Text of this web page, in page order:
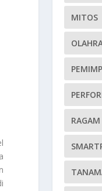
MITOS
RAGAM